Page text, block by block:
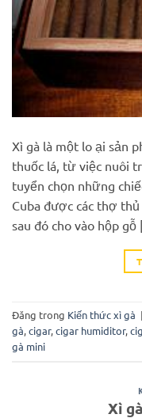
Xì gà là một lo ại sản
thuốc lá, từ việc nuôi
tuyển chọn những
Cuba được các thợ
sau đó cho vào hộp
Đăng trong Kiến thức xì gà |
gà,cigar,cigar humiditor,
gà mini
Xì